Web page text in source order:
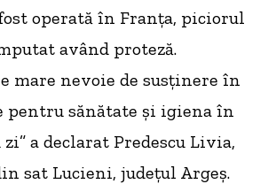
operată în Franța, piciorul
având proteză.
mare nevoie de susținere în
pentru sănătate și igiena în
a declarat Predescu Livia,
sat Lucieni, județul Argeș.